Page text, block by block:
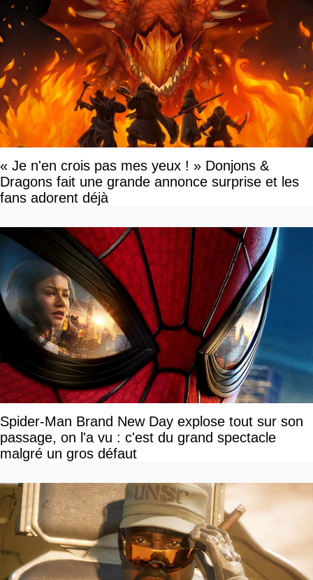
« Je n'en crois pas mes yeux ! » Donjons &
Dragons fait une grande annonce surprise et les
fans adorent déjà
Spider-Man Brand New Day explose tout sur son
passage, on l'a vu : c'est du grand spectacle
malgré un gros défaut